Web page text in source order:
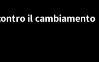
il cambiamento